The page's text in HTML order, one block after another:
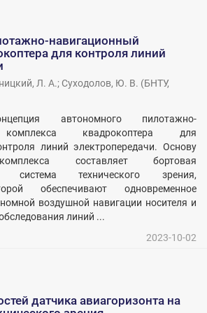
навигационный
для контроля линий
Л. А.; Суходолов, Ю. В. (БНТУ,
автономного пилотажно-
комплекса квадрокоптера для
линий электропередачи. Основу
составляет бортовая
система технического зрения,
обеспечивают одновременное
воздушной навигации носителя и
линий ...
2023-10-02
датчика авиагоризонта на